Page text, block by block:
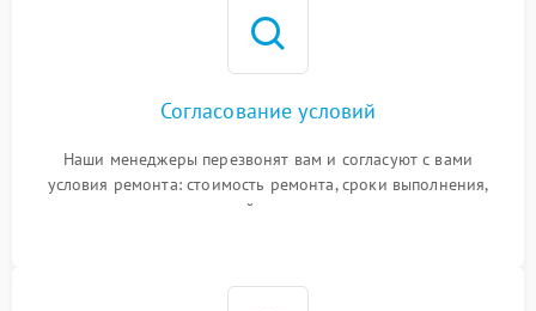
Согласование условий
Наши менеджеры перезвонят вам и согласуют с вами
условия ремонта: стоимость ремонта, сроки выполнения,
гарантийные условия